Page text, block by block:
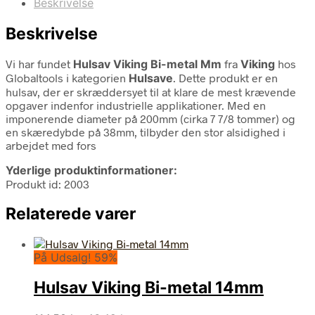
Beskrivelse
Beskrivelse
Vi har fundet Hulsav Viking Bi-metal Mm fra Viking hos
Globaltools i kategorien Hulsave. Dette produkt er en
hulsav, der er skræddersyet til at klare de mest krævende
opgaver indenfor industrielle applikationer. Med en
imponerende diameter på 200mm (cirka 7 7/8 tommer) og
en skæredybde på 38mm, tilbyder den stor alsidighed i
arbejdet med fors
Yderlige produktinformationer:
Produkt id: 2003
Relaterede varer
På Udsalg! 59%
Hulsav Viking Bi-metal 14mm